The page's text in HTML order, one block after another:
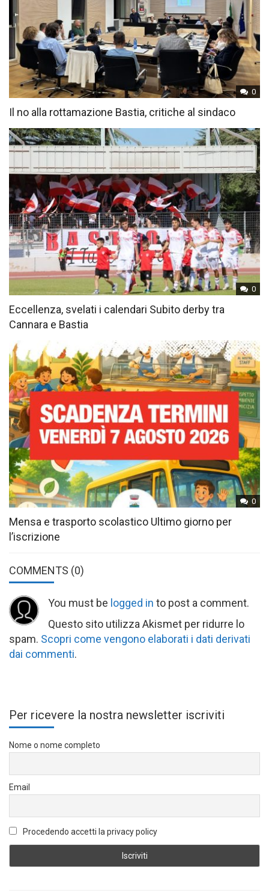
0
Il no alla rottamazione Bastia, critiche al sindaco
0
Eccellenza, svelati i calendari Subito derby tra
Cannara e Bastia
0
Mensa e trasporto scolastico Ultimo giorno per
l’iscrizione
COMMENTS (0)
You must be logged in to post a comment.
Questo sito utilizza Akismet per ridurre lo
spam. Scopri come vengono elaborati i dati derivati
dai commenti.
Per ricevere la nostra newsletter iscriviti
Nome o nome completo
Email
Procedendo accetti la privacy policy